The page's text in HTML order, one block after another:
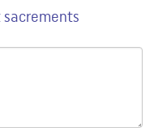
sacrements